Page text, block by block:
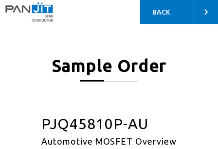
BACK
Sample Order
PJQ45810P-AU
Automotive MOSFET Overview